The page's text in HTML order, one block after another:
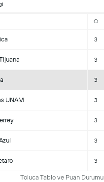
O
3
3
3
UNAM 3
3
3
3
Toluca Tablo ve Puan Durumu